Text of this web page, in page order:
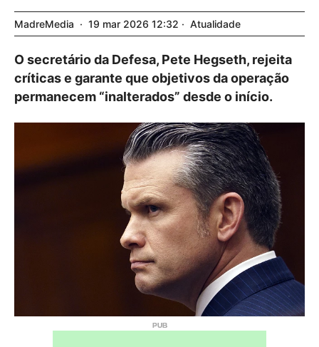
MadreMedia 19 mar 2026 12:32 Atualidade
O secretário da Defesa, Pete Hegseth, rejeita
críticas e garante que objetivos da operação
permanecem “inalterados” desde o início.